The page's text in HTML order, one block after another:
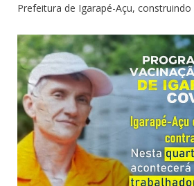
Prefeitura de Igarapé-Açu,